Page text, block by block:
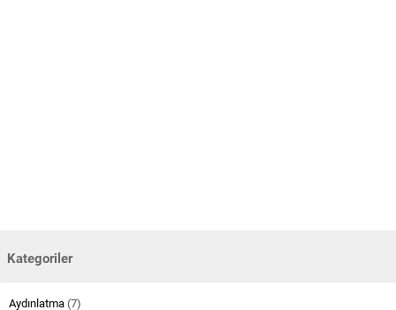
Kategoriler
Aydınlatma (7)